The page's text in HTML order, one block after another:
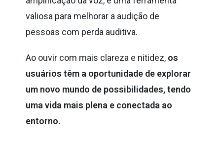
valiosa para melhorar a audição de
pessoas com perda auditiva.
Ao ouvir com mais clareza e nitidez, os
usuários têm a oportunidade de explorar
um novo mundo de possibilidades, tendo
uma vida mais plena e conectada ao
entorno.